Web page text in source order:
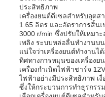
ประสิทธิภาพ
เครื่องยนต์ดีเซลสำหรับอุต
1.65 ลิตร และอัตราการสิ้นเ
3000 r/min ซึ่งปรับให้เหมา
เพลิง ระบบหล่อลื่นทำงานบ
แน่ใจว่าเครื่องยนต์ทำงานไ
ทิศทางการหมุนของเครื่อง
เครื่องกำเนิดไฟฟ้าชาร์จ
ไฟฟ้าอย่างมีประสิทธิภาพ เ
ซึ่งให้กระบวนการทำธุรกรร